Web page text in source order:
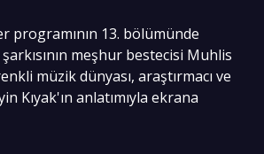
programının 13. bölümünde
meşhur bestecisi Muhlis
müzik dünyası, araştırmacı ve
Kıyak'ın anlatımıyla ekrana